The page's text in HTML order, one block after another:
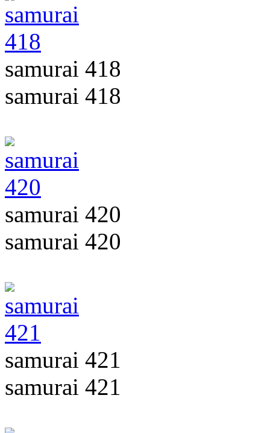
samurai 418
samurai 418
samurai 420
samurai 420
samurai 421
samurai 421